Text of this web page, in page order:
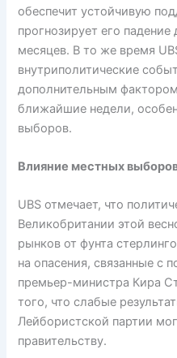
обеспечит устойчивую
прогнозирует его падение
месяцев. В то же время
внутриполитические
дополнительным
ближайшие недели,
выборов.
Влияние местных
UBS отмечает, что
Великобритании этой
рынков от фунта
на опасения, связанные с
премьер-министра Кира
того, что слабые
Лейбористской партии
правительству.